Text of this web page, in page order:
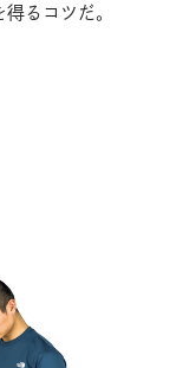
るコツだ。